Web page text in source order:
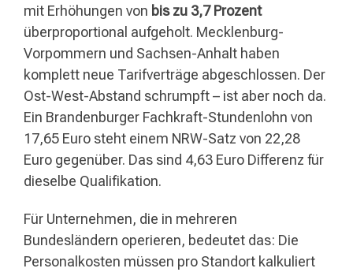
mit Erhöhungen von bis zu 3,7 Prozent
überproportional aufgeholt. Mecklenburg-
Vorpommern und Sachsen-Anhalt haben
komplett neue Tarifverträge abgeschlossen. Der
Ost-West-Abstand schrumpft – ist aber noch da.
Ein Brandenburger Fachkraft-Stundenlohn von
17,65 Euro steht einem NRW-Satz von 22,28
Euro gegenüber. Das sind 4,63 Euro Differenz für
dieselbe Qualifikation.
Für Unternehmen, die in mehreren
Bundesländern operieren, bedeutet das: Die
Personalkosten müssen pro Standort kalkuliert